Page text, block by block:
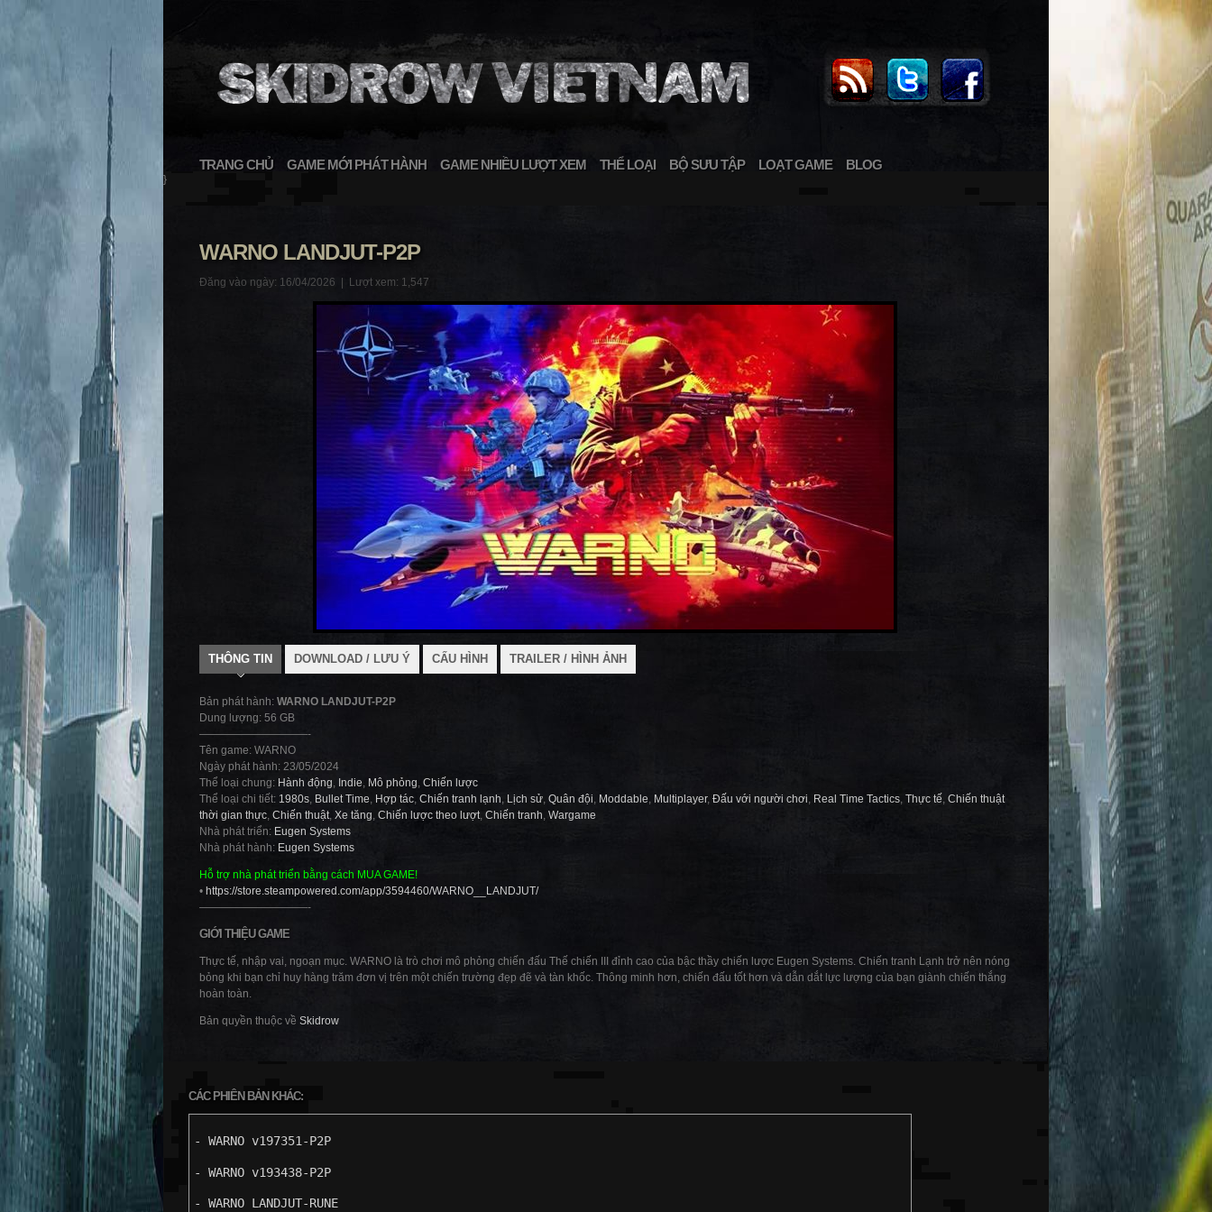
TRANG CHỦ GAME MỚI PHÁT HÀNH GAME NHIỀU LƯỢT XEM THỂ LOẠI BỘ SƯU TẬP LOẠT GAME BLOG
}
WARNO LANDJUT-P2P
Đăng vào ngày: 16/04/2026 | Lượt xem: 1,547
THÔNG TIN DOWNLOAD / LƯU Ý CẤU HÌNH TRAILER / HÌNH ẢNH
Bản phát hành: WARNO LANDJUT-P2P
Dung lượng: 56 GB
——————————-
Tên game: WARNO
Ngày phát hành: 23/05/2024
Thể loại chung: Hành động, Indie, Mô phỏng, Chiến lược
Thể loại chi tiết: 1980s, Bullet Time, Hợp tác, Chiến tranh lạnh, Lịch sử, Quân đội, Moddable, Multiplayer, Đấu với người chơi, Real Time Tactics, Thực tế, Chiến thuật
thời gian thực, Chiến thuật, Xe tăng, Chiến lược theo lượt, Chiến tranh, Wargame
Nhà phát triển: Eugen Systems
Nhà phát hành: Eugen Systems
Hỗ trợ nhà phát triển bằng cách MUA GAME!
• https://store.steampowered.com/app/3594460/WARNO__LANDJUT/
——————————-
GIỚI THIỆU GAME
Thực tế, nhập vai, ngoạn mục. WARNO là trò chơi mô phỏng chiến đấu Thế chiến III đỉnh cao của bậc thầy chiến lược Eugen Systems. Chiến tranh Lạnh trở nên nóng
bỏng khi bạn chỉ huy hàng trăm đơn vị trên một chiến trường đẹp đẽ và tàn khốc. Thông minh hơn, chiến đấu tốt hơn và dẫn dắt lực lượng của bạn giành chiến thắng
hoàn toàn.
Bản quyền thuộc về Skidrow
CÁC PHIÊN BẢN KHÁC:
- WARNO v197351-P2P
- WARNO v193438-P2P
- WARNO LANDJUT-RUNE